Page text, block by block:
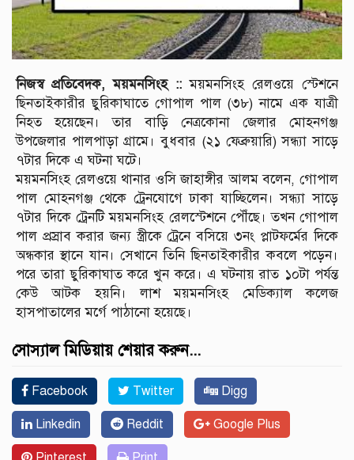
নিজস্ব প্রতিবেদক, ময়মনসিংহ ::ময়মনসিংহ রেলওয়ে স্টেশনে
ছিনতাইকারীর ছুরিকাঘাতে গোপাল পাল (৩৮) নামে এক যাত্রী
নিহত হয়েছেন। তার বাড়ি নেত্রকোনা জেলার মোহনগঞ্জ
উপজেলার পালপাড়া গ্রামে। বুধবার (২১ ফেব্রুয়ারি) সন্ধ্যা সাড়ে
৭টার দিকে এ ঘটনা ঘটে।
ময়মনসিংহ রেলওয়ে থানার ওসি জাহাঙ্গীর আলম বলেন, গোপাল
পাল মোহনগঞ্জ থেকে ট্রেনযোগে ঢাকা যাচ্ছিলেন। সন্ধ্যা সাড়ে
৭টার দিকে ট্রেনটি ময়মনসিংহ রেলস্টেশনে পৌঁছে। তখন গোপাল
পাল প্রস্রাব করার জন্য স্ত্রীকে ট্রেনে বসিয়ে ৩নং প্লাটফর্মের দিকে
অন্ধকার স্থানে যান। সেখানে তিনি ছিনতাইকারীর কবলে পড়েন।
পরে তারা ছুরিকাঘাত করে খুন করে। এ ঘটনায় রাত ১০টা পর্যন্ত
কেউ আটক হয়নি। লাশ ময়মনসিংহ মেডিক্যাল কলেজ
হাসপাতালের মর্গে পাঠানো হয়েছে।
সোস্যাল মিডিয়ায় শেয়ার করুন...
Facebook Twitter Digg
Linkedin Reddit Google Plus